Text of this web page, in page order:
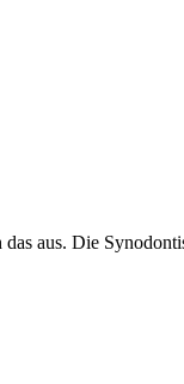
aus. Die